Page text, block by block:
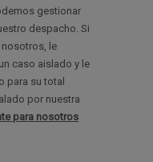
gestionar
despacho. Si
le
caso aislado y le
para su total
por nuestra
para nosotros